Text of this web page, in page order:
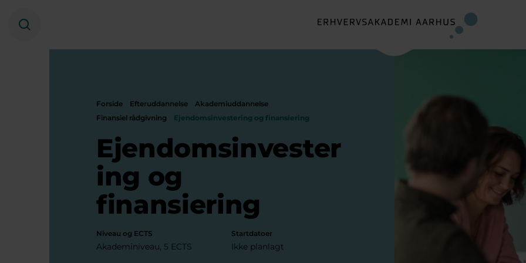
Søg
Forside Efteruddannelse
Akademiuddannelse
Finansiel rådgivning
Ejendomsinvestering og finansiering
Ejendomsinvester
ing og
finansiering
Niveau og ECTS
Akademiniveau, 5 ECTS
Startdatoer
Ikke planlagt